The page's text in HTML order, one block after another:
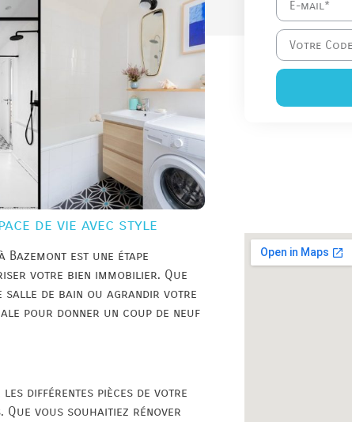
de vie avec style
est une étape
votre bien immobilier. Que
salle de bain ou agrandir votre
pour donner un coup de neuf
différentes pièces de votre
Que vous souhaitiez rénover